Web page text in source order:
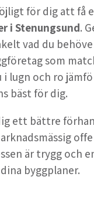
för dig att få
i Stenungsund.
vad du
som
lugn och ro
bäst för dig.
ett bättre
är trygg och
byggplaner.